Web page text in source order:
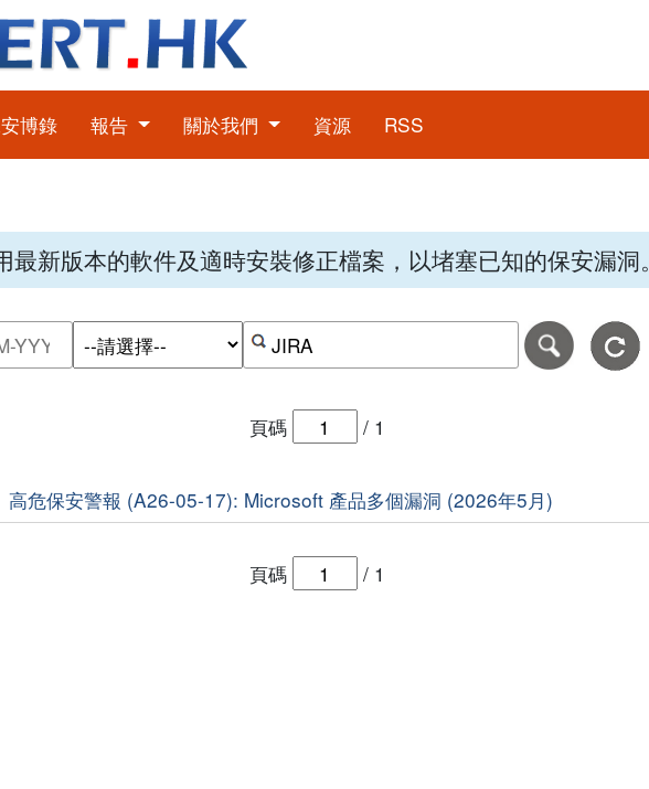
博錄 報告 關於我們 資源 RSS
最新版本的軟件及適時安裝修正檔案，以堵塞已知的保安漏洞。
尋日期範圍的開始日期，格式為日日-月月-年年年年。
請輸入搜尋日期範圍的結束日期，格式為日日-月月-年年年年。
按關鍵字或 CVE ID 搜尋保安警報
頁碼 / 1
高危保安警報 (A26-05-17): Microsoft 產品多個漏洞 (2026年5月)
頁碼 / 1